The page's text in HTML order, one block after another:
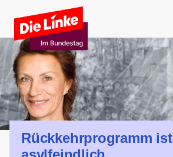
Zum Hauptinhalt springen
Rückkehrprogramm ist